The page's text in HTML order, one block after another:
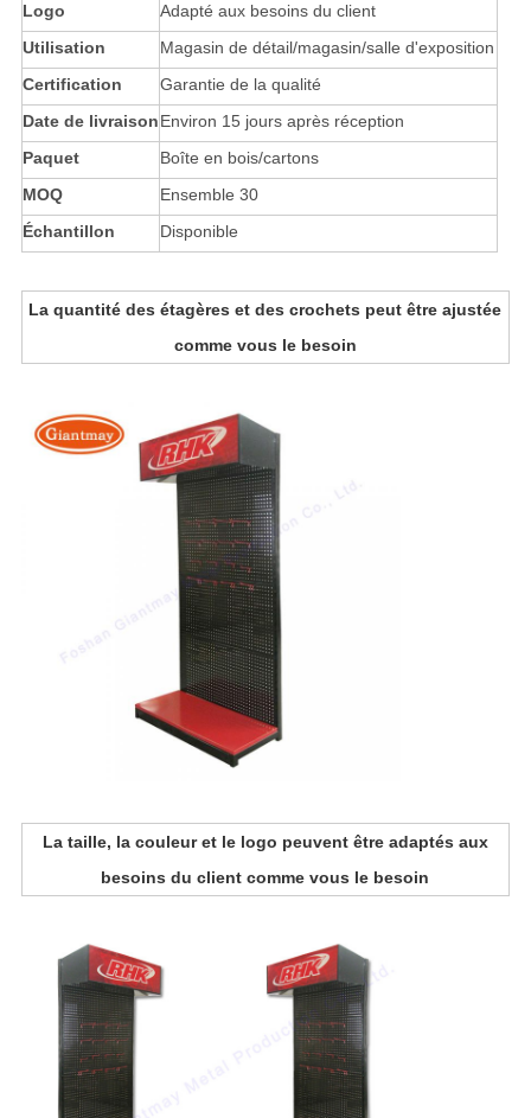
Logo
Adapté aux besoins du client
Utilisation
Magasin de détail/magasin/salle d'exposition
Certification
Garantie de la qualité
Date de livraisonEnviron 15 jours après réception
Paquet
Boîte en bois/cartons
MOQ
Ensemble 30
Échantillon
Disponible
La quantité des étagères et des crochets peut être ajustée
comme vous le besoin
La taille, la couleur et le logo peuvent être adaptés aux
besoins du client comme vous le besoin